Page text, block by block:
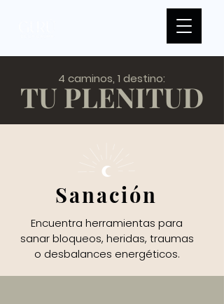
4 caminos, 1 destino:
TU PLENITUD
Sanación
Encuentra herramientas para
sanar bloqueos, heridas, traumas
o desbalances energéticos.